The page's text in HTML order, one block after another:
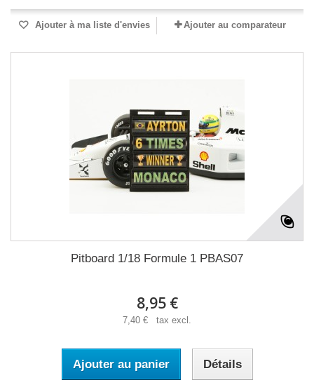
Ajouter à ma liste d'envies Ajouter au comparateur
Pitboard 1/18 Formule 1 PBAS07
8,95 €
7,40 € tax excl.
Ajouter au panier Détails